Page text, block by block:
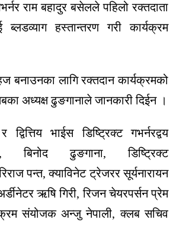
राम बहादुर बसेलले पहिलोरक्तदाता
ब्लडव्याग हस्तान्तरण गरी
कार्यक्रम
बनाउनका लागि रक्तदान कार्यक्रमको
अध्यक्षढुङगानाले जानकारी दिईन ।
र द्वित्तिय भाईस डिष्ट्रिक्ट
गभर्नरद्वय
,बिनोद ढुङगाना,डिष्ट्रिक्ट
पन्त,क्याविनेट ट्रेजरर सूर्यनारायन
ऋषि गिरी,रिजन चेयरपर्सन प्रेम
संयोजक अन्जु नेपाली,क्लब सचिव